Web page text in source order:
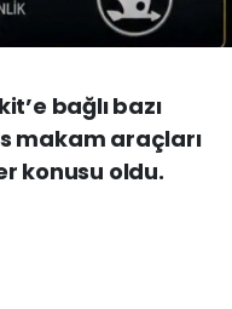
bağlı bazı
makam araçları
konusu oldu.